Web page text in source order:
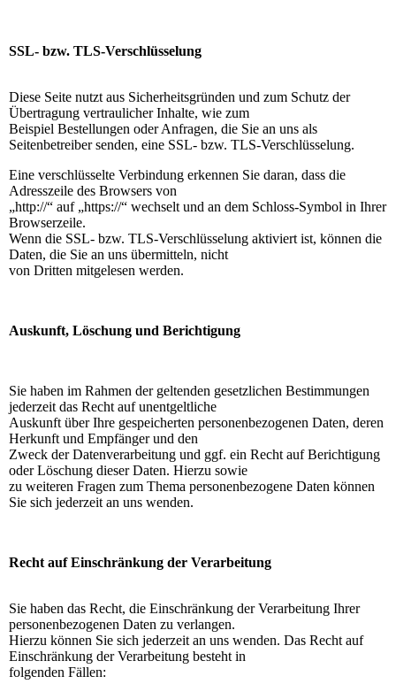
SSL- bzw. TLS-Verschlüsselung
Diese Seite nutzt aus Sicherheitsgründen und zum Schutz der
Übertragung vertraulicher Inhalte, wie zum
Beispiel Bestellungen oder Anfragen, die Sie an uns als
Seitenbetreiber senden, eine SSL- bzw. TLS-Verschlüsselung.
Eine verschlüsselte Verbindung erkennen Sie daran, dass die
Adresszeile des Browsers von
„http://“ auf „https://“ wechselt und an dem Schloss-Symbol in Ihrer
Browserzeile.
Wenn die SSL- bzw. TLS-Verschlüsselung aktiviert ist, können die
Daten, die Sie an uns übermitteln, nicht
von Dritten mitgelesen werden.
Auskunft, Löschung und Berichtigung
Sie haben im Rahmen der geltenden gesetzlichen Bestimmungen
jederzeit das Recht auf unentgeltliche
Auskunft über Ihre gespeicherten personenbezogenen Daten, deren
Herkunft und Empfänger und den
Zweck der Datenverarbeitung und ggf. ein Recht auf Berichtigung
oder Löschung dieser Daten. Hierzu sowie
zu weiteren Fragen zum Thema personenbezogene Daten können
Sie sich jederzeit an uns wenden.
Recht auf Einschränkung der Verarbeitung
Sie haben das Recht, die Einschränkung der Verarbeitung Ihrer
personenbezogenen Daten zu verlangen.
Hierzu können Sie sich jederzeit an uns wenden. Das Recht auf
Einschränkung der Verarbeitung besteht in
folgenden Fällen: